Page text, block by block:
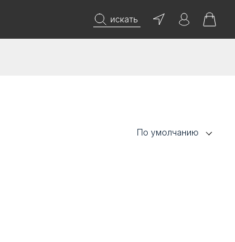
искать
По умолчанию